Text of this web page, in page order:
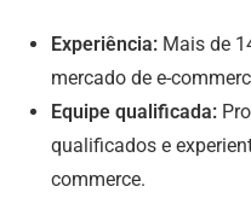
Experiência: Mais de
mercado de e-
Equipe qualificada:
qualificados e
commerce.